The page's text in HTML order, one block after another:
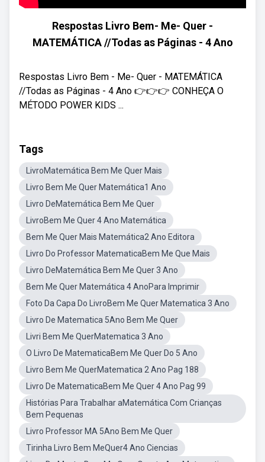
Respostas Livro Bem- Me- Quer -
MATEMÁTICA //Todas as Páginas - 4 Ano
Respostas Livro Bem - Me- Quer - MATEMÁTICA
//Todas as Páginas - 4 Ano 👉👉👉 CONHEÇA O
MÉTODO POWER KIDS ...
Tags
LivroMatemática Bem Me Quer Mais
Livro Bem Me Quer Matemática1 Ano
Livro DeMatemática Bem Me Quer
LivroBem Me Quer 4 Ano Matemática
Bem Me Quer Mais Matemática2 Ano Editora
Livro Do Professor MatematicaBem Me Que Mais
Livro DeMatemática Bem Me Quer 3 Ano
Bem Me Quer Matemática 4 AnoPara Imprimir
Foto Da Capa Do LivroBem Me Quer Matematica 3 Ano
Livro De Matematica 5Ano Bem Me Quer
Livri Bem Me QuerMatematica 3 Ano
O Livro De MatematicaBem Me Quer Do 5 Ano
Livro Bem Me QuerMatematica 2 Ano Pag 188
Livro De MatematicaBem Me Quer 4 Ano Pag 99
Histórias Para Trabalhar aMatemática Com Crianças
Bem Pequenas
Livro Professor MA 5Ano Bem Me Quer
Tirinha Livro Bem MeQuer4 Ano Ciencias